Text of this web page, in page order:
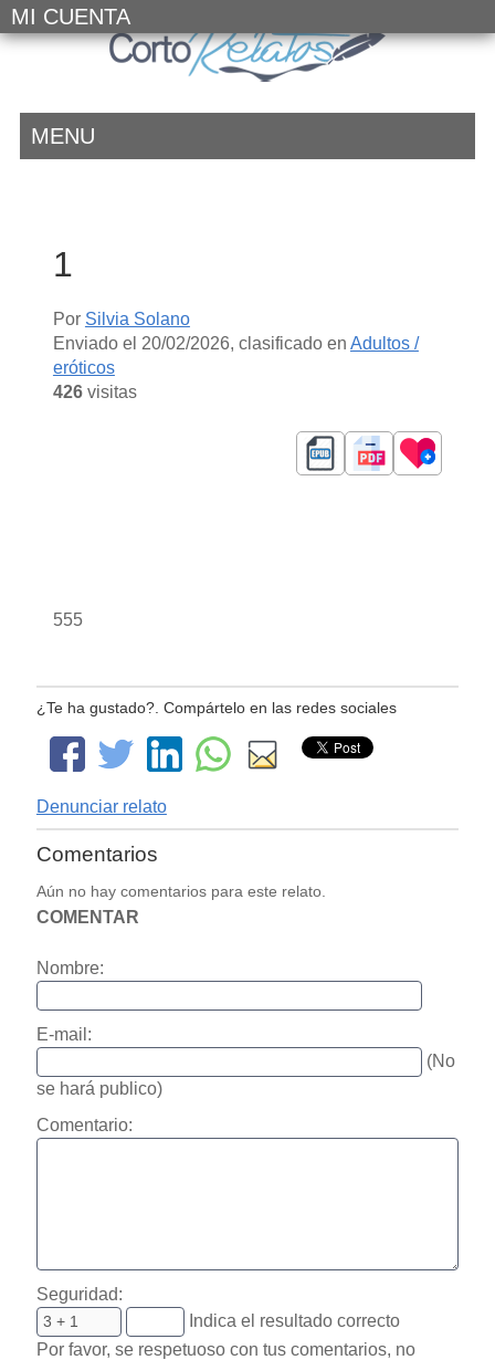
MI CUENTA
MENU
1
Por Silvia Solano
Enviado el 20/02/2026, clasificado en Adultos /
eróticos
426visitas
555
¿Te ha gustado?. Compártelo en las redes sociales
Denunciar relato
Comentarios
Aún no hay comentarios para este relato.
COMENTAR
Nombre:
E-mail:
(No
se hará publico)
Comentario:
Seguridad:
Indica el resultado correcto
Por favor, se respetuoso con tus comentarios, no